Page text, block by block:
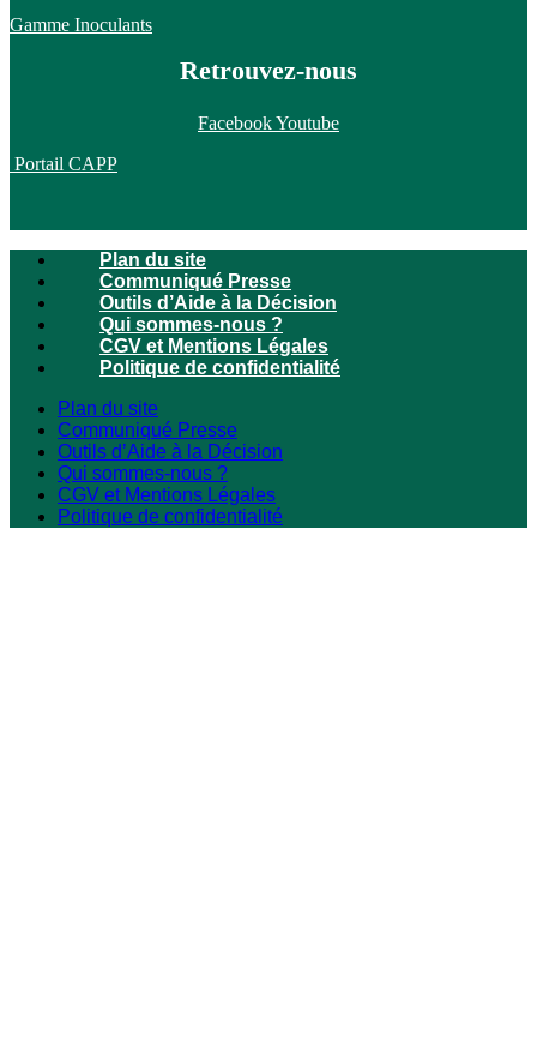
Gamme Inoculants
Retrouvez-nous
FacebookYoutube
Portail CAPP
Plan du site
Communiqué Presse
Outils d’Aide à la Décision
Qui sommes-nous ?
CGV et Mentions Légales
Politique de confidentialité
Plan du site
Communiqué Presse
Outils d’Aide à la Décision
Qui sommes-nous ?
CGV et Mentions Légales
Politique de confidentialité